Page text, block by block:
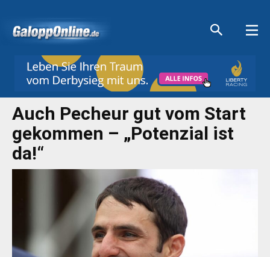
Auch Pecheur gut vom Start
gekommen – „Potenzial ist
da!“